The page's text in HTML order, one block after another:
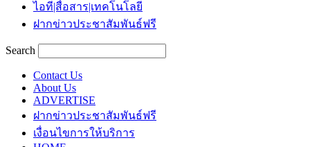
ไอที|สื่อสาร|เทคโนโลยี
ฝากข่าวประชาสัมพันธ์ฟรี
Search
Contact Us
About Us
ADVERTISE
ฝากข่าวประชาสัมพันธ์ฟรี
เงื่อนไขการให้บริการ